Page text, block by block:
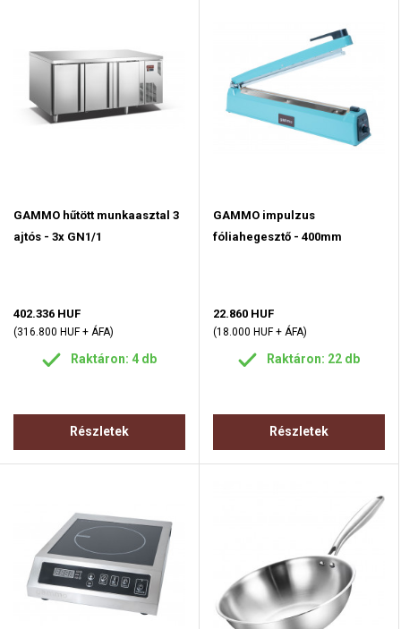
GAMMO hűtött munkaasztal 3
ajtós - 3x GN1/1
402.336 HUF
(316.800 HUF + ÁFA)
Raktáron: 4 db
Részletek
GAMMO impulzus
fóliahegesztő - 400mm
22.860 HUF
(18.000 HUF + ÁFA)
Raktáron: 22 db
Részletek